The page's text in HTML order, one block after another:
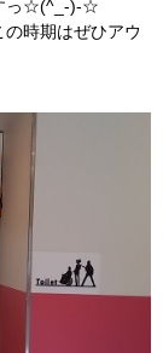
っ☆(^_-)-☆
時期はぜひアウ